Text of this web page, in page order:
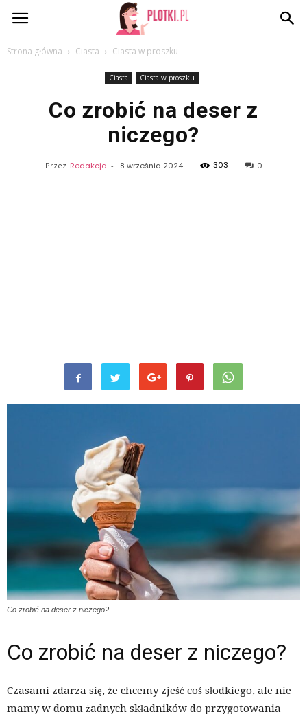
Plotki.pl
Strona główna Ciasta Ciasta w proszku
Ciasta Ciasta w proszku
Co zrobić na deser z
niczego?
Przez Redakcja - 8 września 2024 303 0
Co zrobić na deser z niczego?
Co zrobić na deser z niczego?
Czasami zdarza się, że chcemy zjeść coś słodkiego, ale nie
mamy w domu żadnych składników do przygotowania